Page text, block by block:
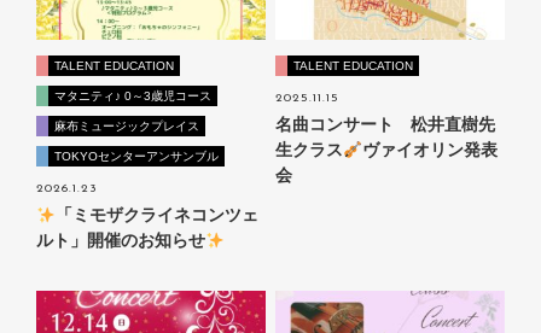
TALENT EDUCATION
マタニティ♪ 0～3歳児コース
麻布ミュージックプレイス
TOKYOセンターアンサンブル
2026.1.23
「ミモザクライネコンツェ
ルト」開催のお知らせ
TALENT EDUCATION
2025.11.15
名曲コンサート 松井直樹先
生クラス
ヴァイオリン発表
会